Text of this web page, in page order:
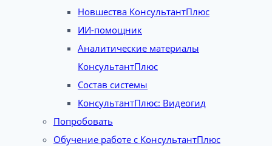
Новшества КонсультантПлюс
ИИ-помощник
Аналитические материалы
КонсультантПлюс
Состав системы
КонсультантПлюс: Видеогид
Попробовать
Обучение работе с КонсультантПлюс